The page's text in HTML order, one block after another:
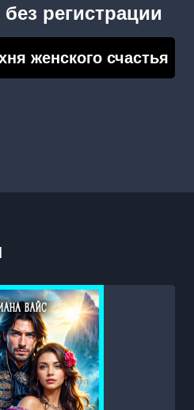
регистрации
женского счастья